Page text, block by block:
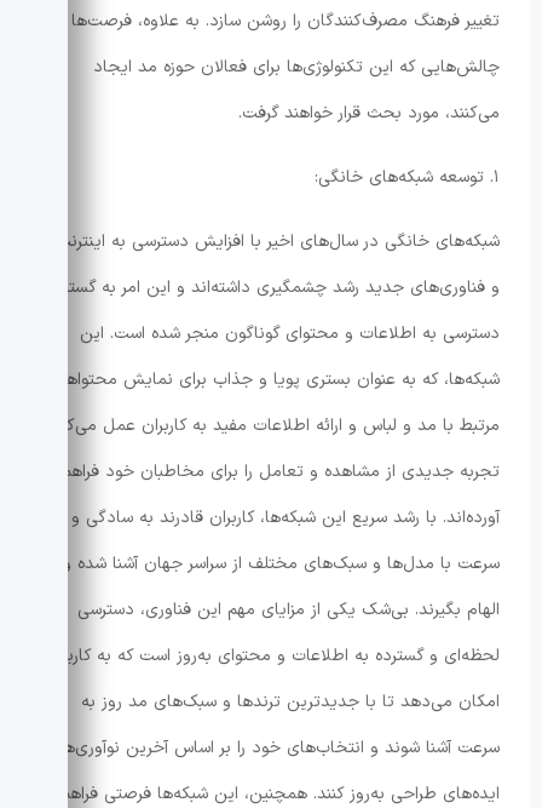
تغییر فرهنگ مصرف‌کنندگان را روشن سازد. به علاوه، فرصت‌ها و
چالش‌هایی که این تکنولوژی‌ها برای فعالان حوزه مد ایجاد
می‌کنند، مورد بحث قرار خواهند گرفت.
۱. توسعه شبکه‌های خانگی:
شبکه‌های خانگی در سال‌های اخیر با افزایش دسترسی به اینترنت
و فناور‌ی‌های جدید رشد چشمگیری داشته‌اند و این امر به گسترش
دسترسی به اطلاعات و محتوای گوناگون منجر شده است. این
شبکه‌ها، که به عنوان بستری پویا و جذاب برای نمایش محتواهای
مرتبط با مد و لباس و ارائه اطلاعات مفید به کاربران عمل می‌کنند،
تجربه جدیدی از مشاهده و تعامل را برای مخاطبان خود فراهم
آورده‌اند. با رشد سریع این شبکه‌ها، کاربران قادرند به سادگی و
سرعت با مدل‌ها و سبک‌های مختلف از سراسر جهان آشنا شده و
الهام بگیرند. بی‌شک یکی از مزایای مهم این فناوری، دسترسی
لحظه‌ای و گسترده به اطلاعات و محتوای به‌روز است که به کاربران
امکان می‌دهد تا با جدیدترین ترندها و سبک‌های مد روز به
سرعت آشنا شوند و انتخاب‌های خود را بر اساس آخرین نوآوری‌ها و
ایده‌های طراحی به‌روز کنند. همچنین، این شبکه‌ها فرصتی فراهم